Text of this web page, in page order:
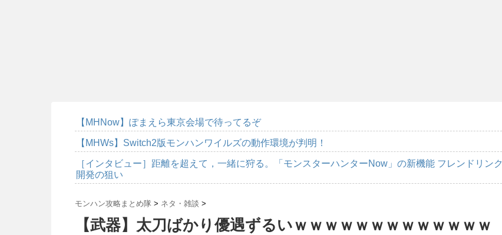
【MHNow】ぽまえら東京会場で待ってるぞ
【MHWs】Switch2版モンハンワイルズの動作環境が判明！
［インタビュー］距離を超えて，一緒に狩る。「モンスターハンターNow」の新機能 フレンドリンク
開発の狙い
モンハン攻略まとめ隊 > ネタ・雑談 >
【武器】太刀ばかり優遇ずるいｗｗｗｗｗｗｗｗｗｗｗｗｗ